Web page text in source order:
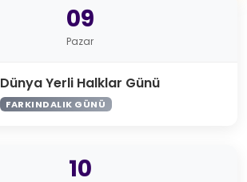
09
Pazar
Dünya Yerli Halklar Günü
FARKINDALIK GÜNÜ
10